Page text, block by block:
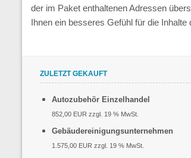
der im Paket enthaltenen Adressen
Ihnen ein besseres Gefühl für die
ZULETZT GEKAUFT
Autozubehör Einzelhandel
852,00 EUR zzgl. 19 % MwSt.
Gebäudereinigungsunternehmen
1.575,00 EUR zzgl. 19 % MwSt.